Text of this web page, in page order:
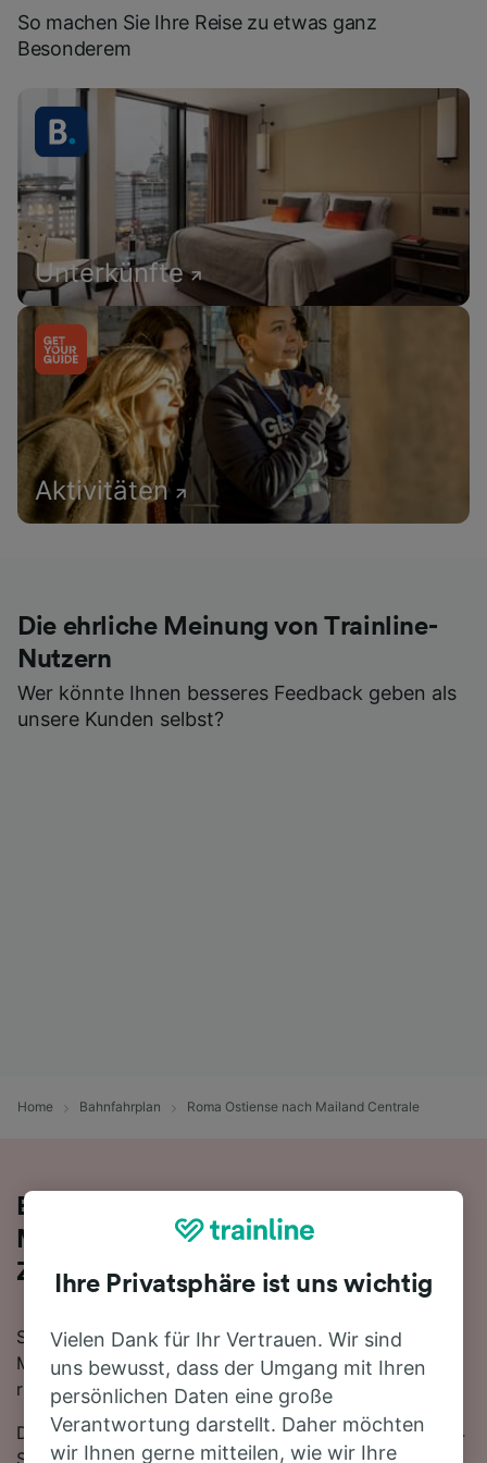
So machen Sie Ihre Reise zu etwas ganz
Besonderem
Unterkünfte
Aktivitäten
Die ehrliche Meinung von Trainline-
Nutzern
Wer könnte Ihnen besseres Feedback geben als
unsere Kunden selbst?
Home Bahnfahrplan Roma Ostiense nach Mailand Centrale
Bequem von Roma Ostiense nach
Mailand Centrale - nehmen Sie den
Zug!
Sie wollen mit dem Zug von Roma Ostiense nach
Mailand Centrale reisen? Dann sind Sie bei uns genau
richtig!
Die Fahrtzeit beträgt mit der schnellsten Verbindung 4
Stunden 55 Minuten. Auf der 481 km langen Strecke
Ihre Privatsphäre ist uns wichtig
Vielen Dank für Ihr Vertrauen. Wir sind
uns bewusst, dass der Umgang mit Ihren
persönlichen Daten eine große
Verantwortung darstellt. Daher möchten
wir Ihnen gerne mitteilen, wie wir Ihre